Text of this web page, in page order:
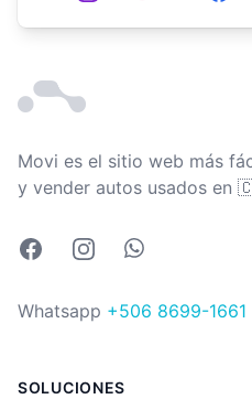
Movi es el sitio web más
y vender autos usados en
FacebookInstagramWhatsapp
Whatsapp +506 8699-1661
SOLUCIONES